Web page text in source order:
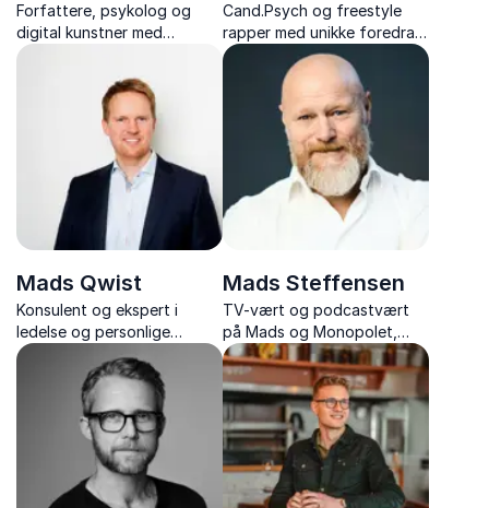
Forfattere, psykolog og
digital kunstner med
foredrag om kreativitet,
psykologi og kunstig
intelligens samt
tankevækkende
perspektiver på
teknologiens indflydelse
Cand.Psych og freestyle
rapper med unikke foredrag,
hvor psykologi møder
freestyle rap og hvor du
lærer at knække
kreativitetskoden
Mads Qwist
Konsulent og ekspert i
ledelse og personlige
styrker med foredrag om
State of Mind Leadership,
personlig styrke og mental
Mads Steffensen
TV-vært og podcastvært
på Mads og Monopolet,
med indsigt, humor og
varme, der samler danskerne
gennem stærke formater.